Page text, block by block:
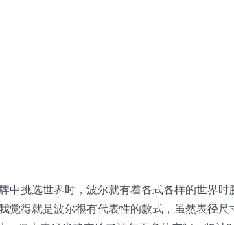
中挑选世界时，波尔就有着各式各样的世界时
觉得就是波尔很有代表性的款式，虽然表径尺